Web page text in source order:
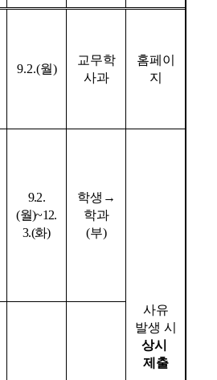
9.2.(월)
교무학
사과
홈페이
지
9.2.
(월)~12.
3.(화)
학생 →
학과
(부)
사유
발생 시
상시
제출